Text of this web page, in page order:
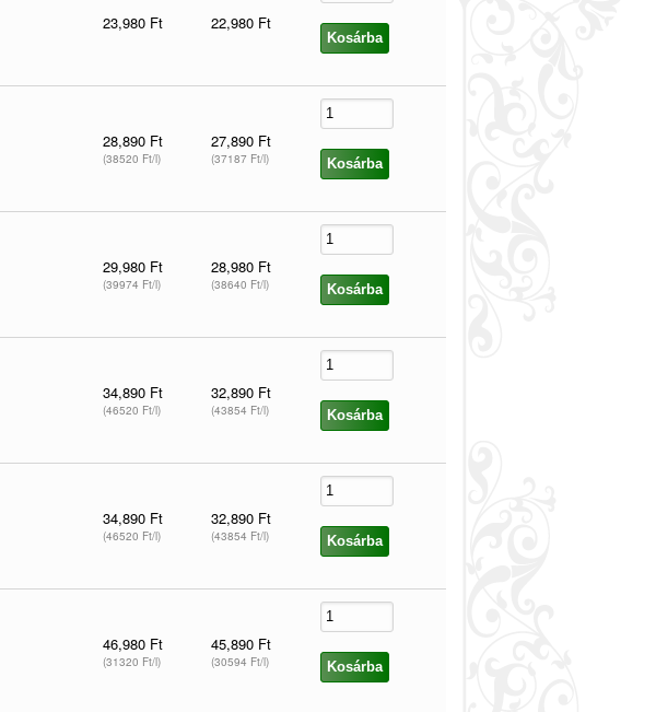
23,980 Ft 22,980 Ft
28,890 Ft
(38520 Ft/l)
27,890 Ft
(37187 Ft/l)
29,980 Ft
(39974 Ft/l)
28,980 Ft
(38640 Ft/l)
34,890 Ft
(46520 Ft/l)
32,890 Ft
(43854 Ft/l)
34,890 Ft
(46520 Ft/l)
32,890 Ft
(43854 Ft/l)
46,980 Ft
(31320 Ft/l)
45,890 Ft
(30594 Ft/l)